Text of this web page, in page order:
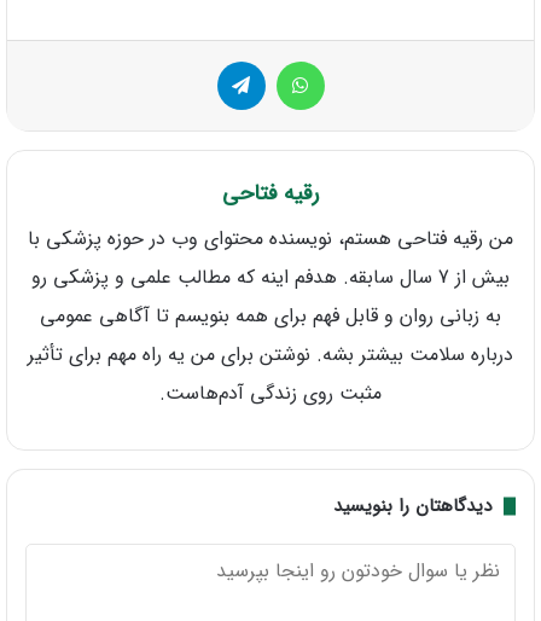
واتس آپ
رقیه فتاحی
من رقیه فتاحی هستم، نویسنده محتوای وب در حوزه پزشکی با
بیش از 7 سال سابقه. هدفم اینه که مطالب علمی و پزشکی رو
به زبانی روان و قابل فهم برای همه بنویسم تا آگاهی عمومی
درباره سلامت بیشتر بشه. نوشتن برای من یه راه مهم برای تأثیر
مثبت روی زندگی آدم‌هاست.
دیدگاهتان را بنویسید